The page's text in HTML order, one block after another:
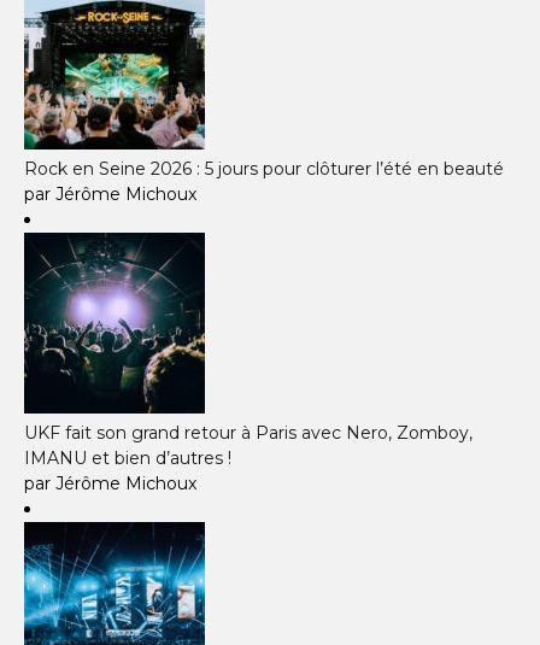
Rock en Seine 2026 : 5 jours pour clôturer l’été en beauté
par Jérôme Michoux
UKF fait son grand retour à Paris avec Nero, Zomboy,
IMANU et bien d’autres !
par Jérôme Michoux